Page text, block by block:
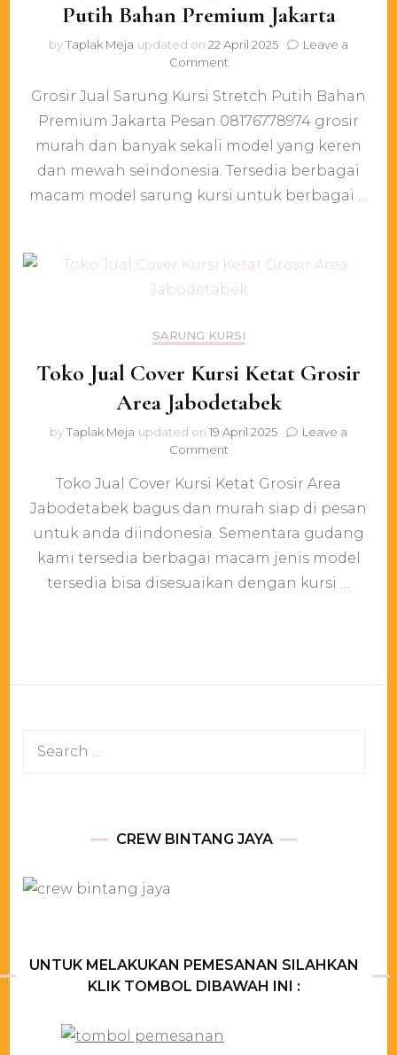
Putih Bahan Premium Jakarta
byTaplak Meja updated on 22 April 2025
Leave a
Commenton
Jual
Sarung
Stretch
Putih
Premium
Grosir Jual Sarung Kursi Stretch Putih Bahan
Premium Jakarta Pesan 08176778974 grosir
murah dan banyak sekali model yang keren
dan mewah seindonesia. Tersedia berbagai
macam model sarung kursi untuk berbagai …
SARUNG KURSI
Toko Jual Cover Kursi Ketat Grosir
Area Jabodetabek
byTaplak Meja updated on 19 April 2025
Leave a
Commenton
Jual
Cover
Ketat
Grosir
Jabodetabek
Toko Jual Cover Kursi Ketat Grosir Area
Jabodetabek bagus dan murah siap di pesan
untuk anda diindonesia. Sementara gudang
kami tersedia berbagai macam jenis model
tersedia bisa disesuaikan dengan kursi …
Search
CREW BINTANG JAYA
UNTUK MELAKUKAN PEMESANAN SILAHKAN
KLIK TOMBOL DIBAWAH INI :